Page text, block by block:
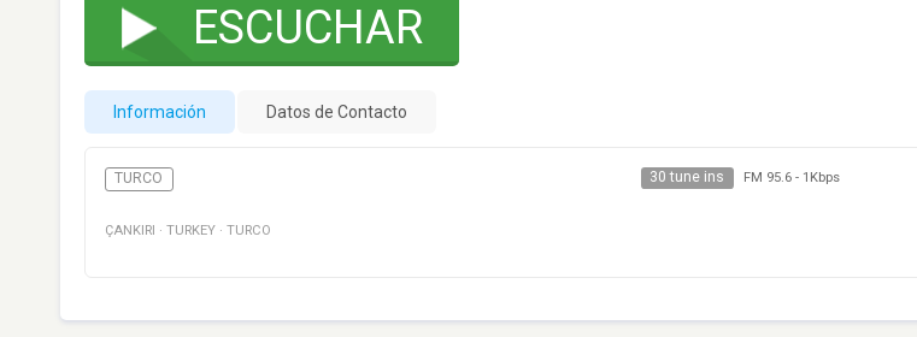
ESCUCHAR
Información Datos de Contacto
TURCO 30 tune ins FM 95.6- 1Kbps
ÇANKIRI · TURKEY · TURCO